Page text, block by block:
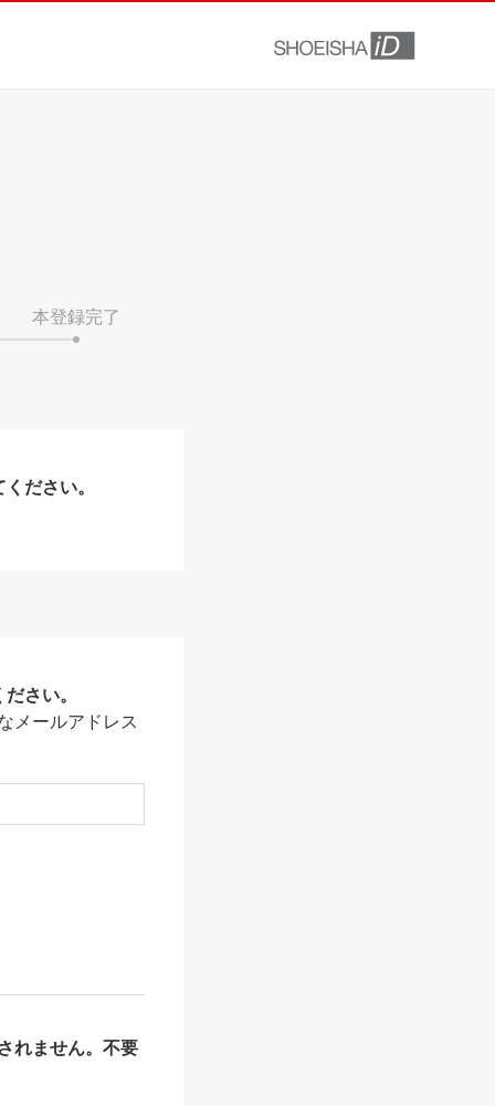
本登録完了
ださい。
さい。
メールアドレス
れません。不要